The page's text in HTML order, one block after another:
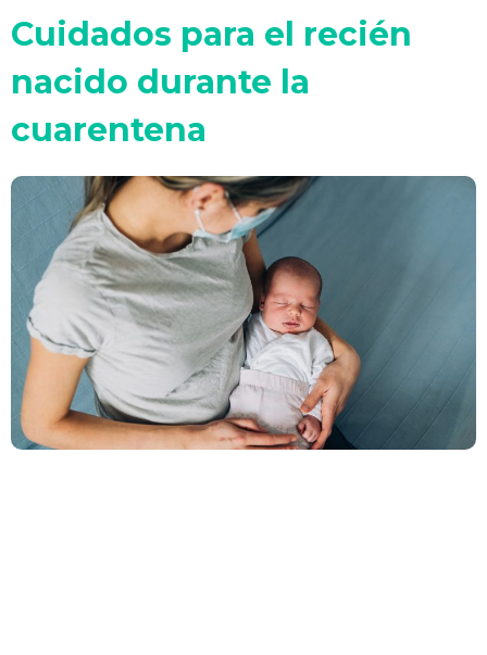
Cuidados para el recién
nacido durante la
cuarentena